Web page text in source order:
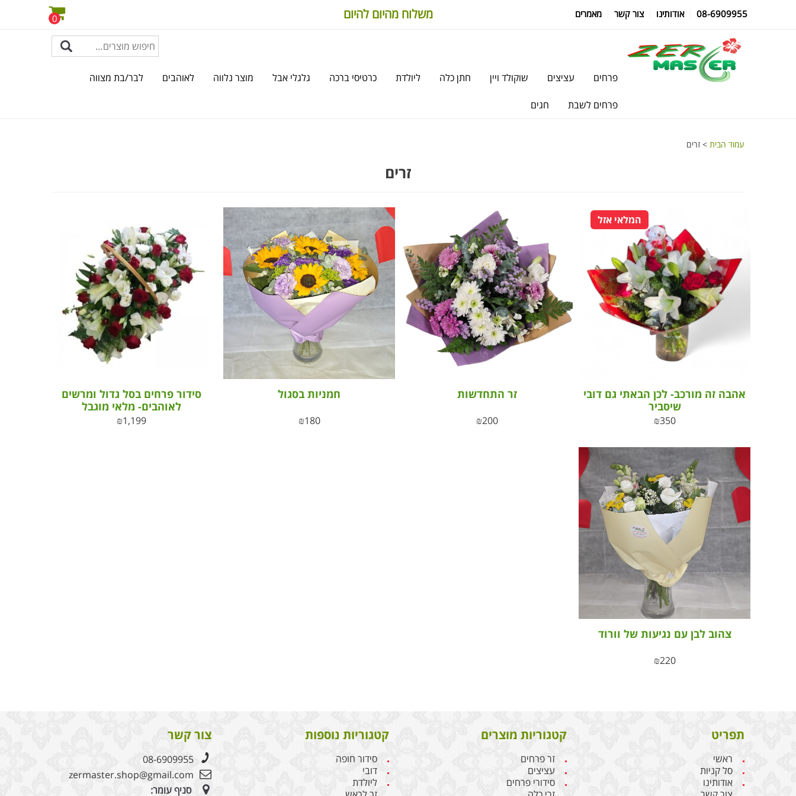
08-6909955 אודותינו צור קשר מאמרים משלוח מהיום להיום 0
פרחים עציצים שוקולד ויין חתן כלה ליולדת כרטיסי ברכה גלגלי אבל מוצר נלווה לאוהבים לבר/בת מצווה
פרחים לשבת חגים
עמוד הבית > זרים
זרים
המלאי אזל
אהבה זה מורכב- לכן הבאתי גם דובי
שיסביר
₪350
זר התחדשות
₪200
חמניות בסגול
₪180
סידור פרחים בסל גדול ומרשים
לאוהבים- מלאי מוגבל
₪1,199
צהוב לבן עם נגיעות של וורוד
₪220
תפריט
ראשי
סל קניות
אודותינו
קטגוריות מוצרים
זר פרחים
עציצים
סידורי פרחים
קטגוריות נוספות
סידור חופה
דובי
ליולדת
צור קשר
08-6909955
zermaster.shop@gmail.com
סניף עומר: